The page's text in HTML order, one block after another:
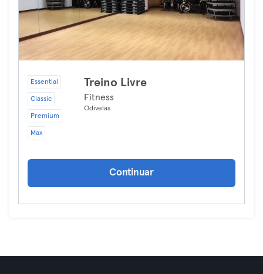
Essential
Classic
Premium
Max
Treino Livre
Fitness
Odivelas
Continuar